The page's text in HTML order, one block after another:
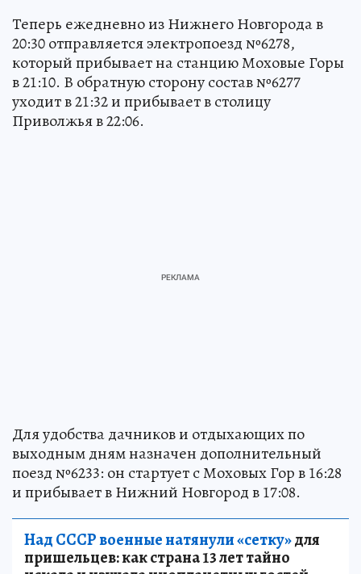
Теперь ежедневно из Нижнего Новгорода в
20:30 отправляется электропоезд №6278,
который прибывает на станцию Моховые Горы
в 21:10. В обратную сторону состав №6277
уходит в 21:32 и прибывает в столицу
Приволжья в 22:06.
Для удобства дачников и отдыхающих по
выходным дням назначен дополнительный
поезд №6233: он стартует с Моховых Гор в 16:28
и прибывает в Нижний Новгород в 17:08.
Над СССР военные натянули «сетку»для
пришельцев: как страна 13 лет тайно